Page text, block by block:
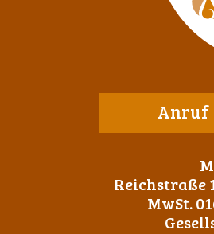
Anruf
Reichstraße
MwSt.